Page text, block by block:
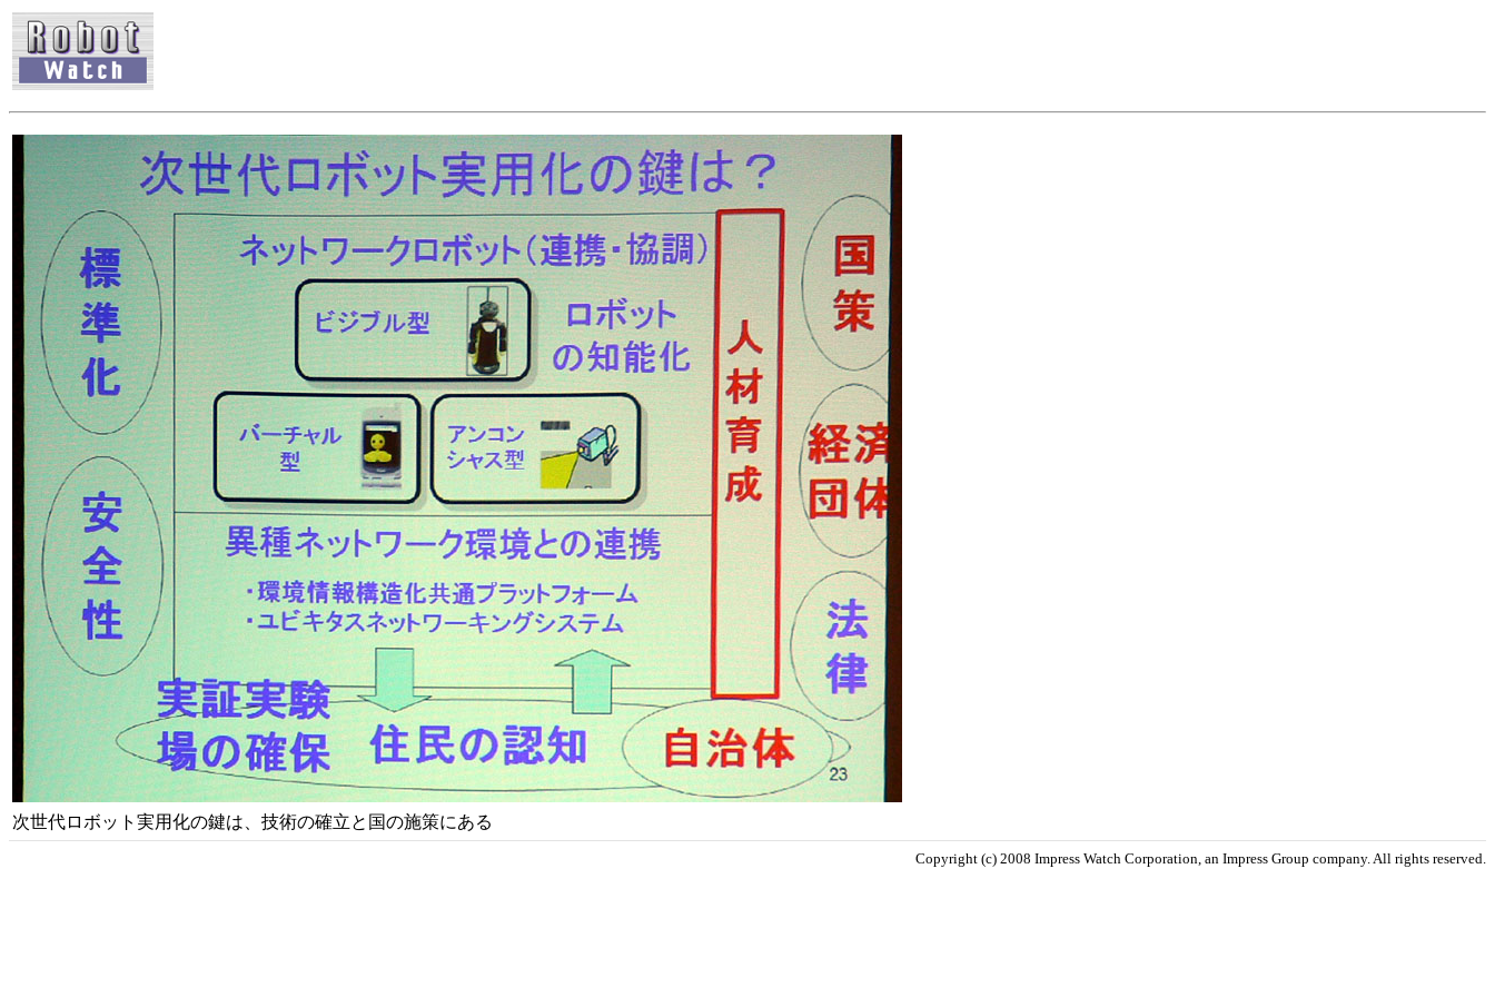
次世代ロボット実用化の鍵は、技術の確立と国の施策にある
Copyright (c) 2008 Impress Watch Corporation, an Impress Group company. All rights reserved.